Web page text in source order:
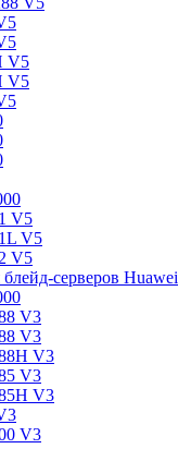
V5
V5
V5
V5
V5
серверов Huawei
V3
V3
V3
V3
V3
V3